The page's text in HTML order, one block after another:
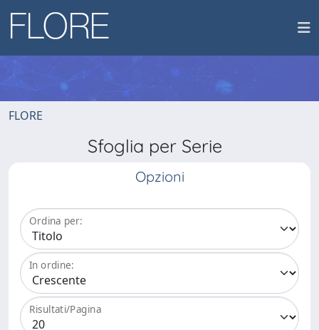
FLORE
Sfoglia per Serie
Opzioni
Ordina per:
In ordine:
Risultati/Pagina